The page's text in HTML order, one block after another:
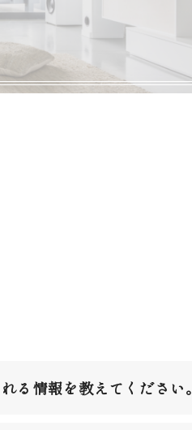
る情報を教えてください。